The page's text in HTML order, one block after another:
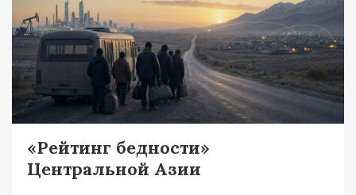
«Рейтинг бедности»
Центральной Азии